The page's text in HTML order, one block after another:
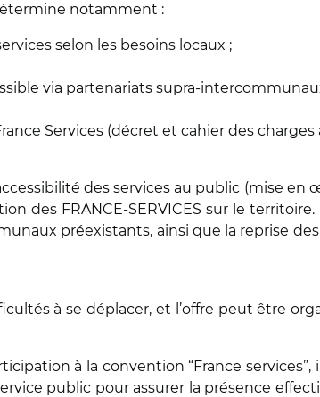
notamment :
selon les besoins locaux ;
via partenariats supra-
Services (décret et cahier des charges
des services au public (mise en
des FRANCE-SERVICES sur le territoire.
préexistants, ainsi que la reprise
à se déplacer, et l’offre peut être
à la convention “France services”,
public pour assurer la présence